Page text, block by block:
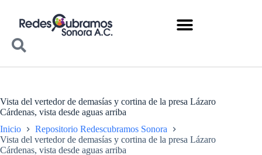
Vista del vertedor de demasías y cortina de la presa Lázaro
Cárdenas, vista desde aguas arriba
Inicio
Repositorio Redescubramos Sonora
Vista del vertedor de demasías y cortina de la presa Lázaro
Cárdenas, vista desde aguas arriba